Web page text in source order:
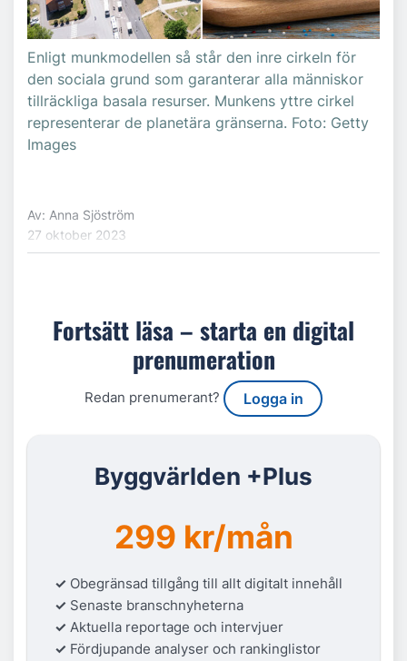
Enligt munkmodellen så står den inre cirkeln för
den sociala grund som garanterar alla människor
tillräckliga basala resurser. Munkens yttre cirkel
representerar de planetära gränserna. Foto: Getty
Images
Av: Anna Sjöström
27 oktober 2023
Fortsätt läsa – starta en digital
prenumeration
Redan prenumerant? Logga in
Byggvärlden +Plus
299 kr/mån
✓ Obegränsad tillgång till allt digitalt innehåll
✓ Senaste branschnyheterna
✓ Aktuella reportage och intervjuer
✓ Fördjupande analyser och rankinglistor